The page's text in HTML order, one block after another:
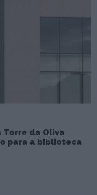
Torre da Oliva
para a biblioteca